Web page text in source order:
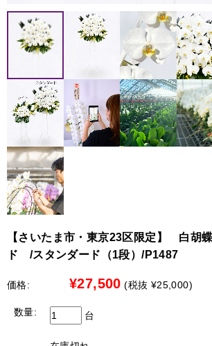
お届けを一時的に見送らせていただきます
お客様にはご迷惑をおかけし大変申し訳ご
何卒ご理解賜りますようお願い申し上げま
【配送停止の地域】
北海道（札幌市を除く）
●北海道（札幌市限定）への配送について
最短で７日後から承れます。別途￥3,300
ります。
※時間指定は出来ません
【限定商品のみ配送可能地域】
中国地方、四国地方、九州地方
●中国地方、四国地方、九州地方への配送
以下の商品限定で配送を承れます。
白大輪胡蝶蘭 3本立ち42輪程度（つぼみ
白大輪胡蝶蘭 ３本立ち45輪程度（つぼみ
白大輪胡蝶蘭 ５本立ち75輪程度（つぼみ
※10月1日頃より再開を予定しております
8月12日 お昼12：00以降
→ 最短お届けは8月18日（遠方19日）と
●彩華のワルツ・特注・アレンジ・花束
8月10日 お昼12：00迄
→ 8月13～16日を含む全ての日時指定が
8月10日 お昼12：00以降
→ 最短お届けは8月20日（遠方21日）と
詳しくは、各商品ページ内に記載の「最短
参考にしてください。
ご迷惑をお掛け致しますが、宜しくお願い
【さいたま市・東京23区限定】 白胡
ド /スタンダード（1段）/P1487
価格: ¥27,500 (税抜 ¥25,000)
数量: 台